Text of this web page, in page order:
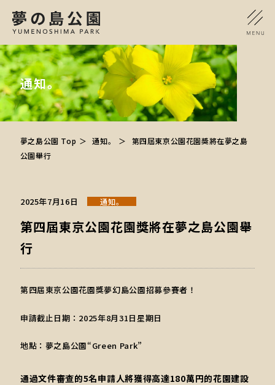
通知。
夢之島公園 Top 通知。
第四屆東京公園花園獎將在夢之島
公園舉行
2025年7月16日 通知。
第四屆東京公園花園獎將在夢之島公園舉
行
第四屆東京公園花園獎夢幻島公園招募參賽者！
申請截止日期：2025年8月31日星期日
地點：夢之島公園“Green Park”
通過文件審查的5名申請人將獲得高達180萬円的花園建設